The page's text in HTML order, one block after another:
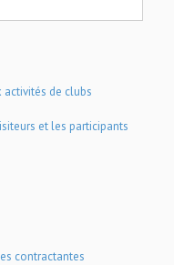
activités de clubs
et les participants
contractantes